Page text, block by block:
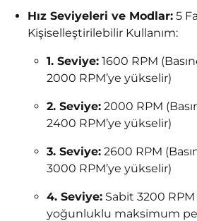
Hız Seviyeleri ve Modlar: 5
Kişiselleştirilebilir Kullanım:
1. Seviye: 1600 RPM
2000 RPM’ye yükselir)
2. Seviye: 2000 RPM
2400 RPM’ye yükselir)
3. Seviye: 2600 RPM
3000 RPM’ye yükselir)
4. Seviye: Sabit 3200
yoğunluklu maksimum